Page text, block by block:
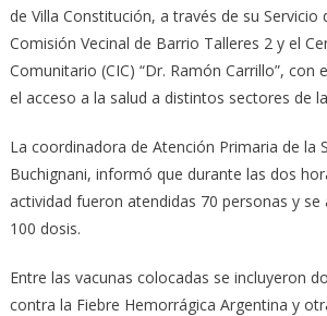
de Villa Constitución, a través de su Servicio
Comisión Vecinal de Barrio Talleres 2 y el
Comunitario (CIC) “Dr. Ramón Carrillo”, con
el acceso a la salud a distintos sectores de
La coordinadora de Atención Primaria de la
Buchignani, informó que durante las dos
actividad fueron atendidas 70 personas y
100 dosis.
Entre las vacunas colocadas se incluyeron
contra la Fiebre Hemorrágica Argentina y